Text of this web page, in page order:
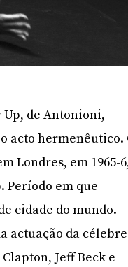
Up, de Antonioni,
acto hermenêutico.
Londres, em 1965-
Período em que
cidade do mundo.
actuação da célebre
Jeff Beck e